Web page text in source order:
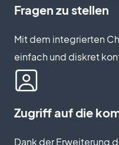
Fragen zu stellen
Mit dem integrierten
einfach und diskret
Zugriff auf die
Dank der Erweiterung